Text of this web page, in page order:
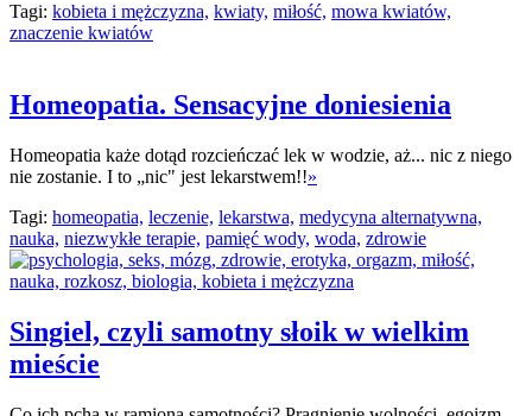
Tagi: kobieta i mężczyzna, kwiaty, miłość, mowa kwiatów,
znaczenie kwiatów
Homeopatia. Sensacyjne doniesienia
Homeopatia każe dotąd rozcieńczać lek w wodzie, aż... nic z niego
nie zostanie. I to „nic" jest lekarstwem!!»
Tagi: homeopatia, leczenie, lekarstwa, medycyna alternatywna,
nauka, niezwykłe terapie, pamięć wody, woda, zdrowie
Singiel, czyli samotny słoik w wielkim
mieście